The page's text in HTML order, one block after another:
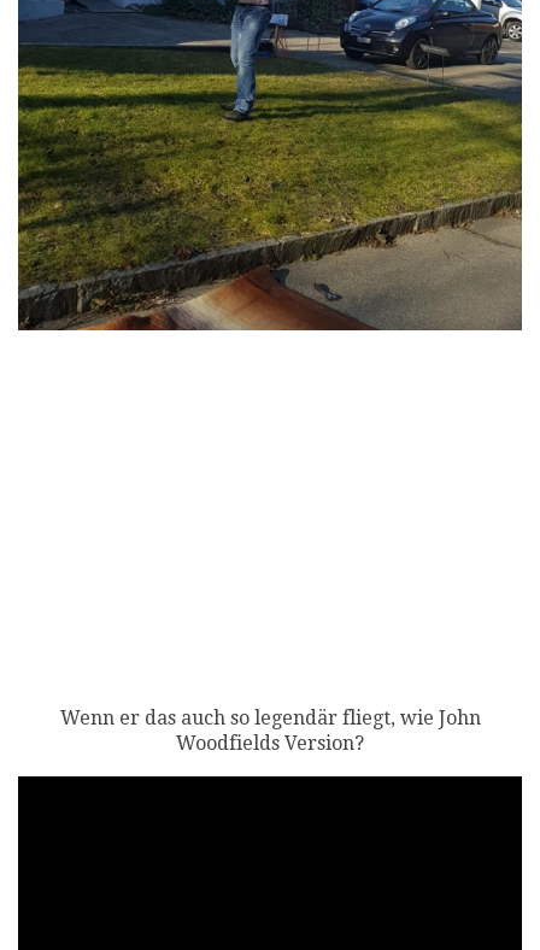
Wenn er das auch so legendär fliegt, wie John
Woodfields Version?